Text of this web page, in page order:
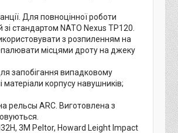
Для повноцінної роботи
стандартом NATO Nexus TP120.
з розпиленням на
місцями дроту на джеку
запобігання випадковому
корпусу навушників;
рельсы ARC. Виготовлена з
3M Peltor, Howard Leight Impact